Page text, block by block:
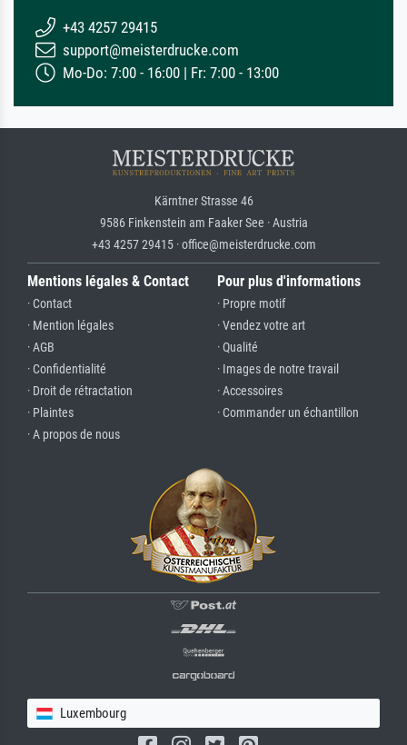
+43 4257 29415
support@meisterdrucke.com
Mo-Do: 7:00 - 16:00 | Fr: 7:00 - 13:00
Kärntner Strasse 46
9586 Finkenstein am Faaker See · Austria
+43 4257 29415 · office@meisterdrucke.com
Mentions légales & Contact
· Contact
· Mention légales
· AGB
· Confidentialité
· Droit de rétractation
· Plaintes
· A propos de nous
Pour plus d'informations
· Propre motif
· Vendez votre art
· Qualité
· Images de notre travail
· Accessoires
· Commander un échantillon
Luxembourg